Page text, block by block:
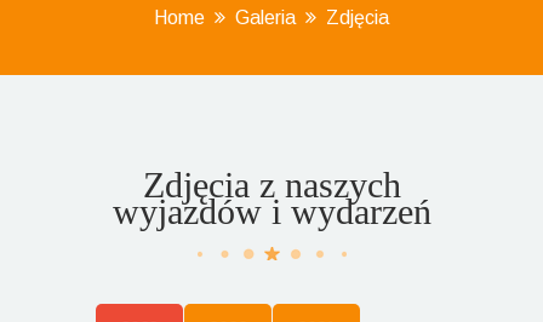
Home Galeria Zdjęcia
Zdjęcia z naszych
wyjazdów i wydarzeń